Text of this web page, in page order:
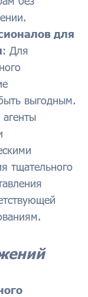
для
: Для
выгодным.
тщательного